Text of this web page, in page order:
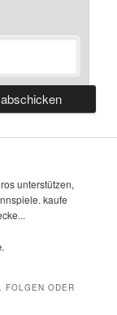
unterstützen,
kaufe
FOLGEN ODER